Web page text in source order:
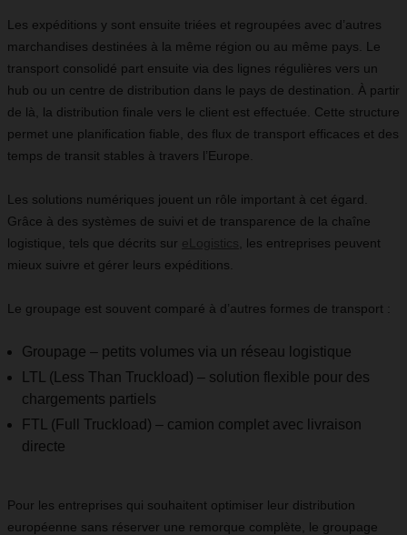
Les expéditions y sont ensuite triées et regroupées avec d’autres
marchandises destinées à la même région ou au même pays. Le
transport consolidé part ensuite via des lignes régulières vers un
hub ou un centre de distribution dans le pays de destination. À partir
de là, la distribution finale vers le client est effectuée. Cette structure
permet une planification fiable, des flux de transport efficaces et des
temps de transit stables à travers l’Europe.
Les solutions numériques jouent un rôle important à cet égard.
Grâce à des systèmes de suivi et de transparence de la chaîne
logistique, tels que décrits sur eLogistics
, les entreprises peuvent
mieux suivre et gérer leurs expéditions.
Le groupage est souvent comparé à d’autres formes de transport :
Groupage – petits volumes via un réseau logistique
LTL (Less Than Truckload) – solution flexible pour des
chargements partiels
FTL (Full Truckload) – camion complet avec livraison
directe
Pour les entreprises qui souhaitent optimiser leur distribution
européenne sans réserver une remorque complète, le groupage